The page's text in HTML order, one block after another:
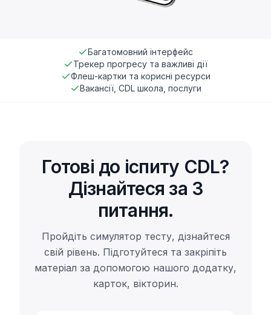
Багатомовний інтерфейс
Трекер прогресу та важливі дії
Флеш-картки та корисні ресурси
Вакансії, CDL школа, послуги
Готові до іспиту CDL?
Дізнайтеся за 3
питання.
Пройдіть симулятор тесту, дізнайтеся
свій рівень. Підготуйтеся та закріпіть
матеріал за допомогою нашого додатку,
карток, вікторин.